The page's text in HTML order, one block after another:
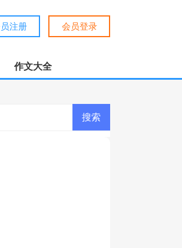
会员登录
注册
作文大全